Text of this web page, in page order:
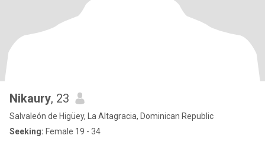
Nikaury, 23
Salvaleón de Higüey, La Altagracia, Dominican Republic
Seeking: Female 19 - 34